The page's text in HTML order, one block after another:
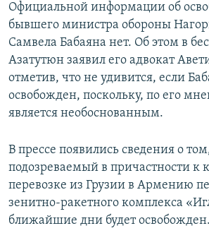
Официальной информации об
бывшего министра обороны
Самвела Бабаяна нет. Об этом в
Азатутюн заявил его адвокат
отметив, что не удивится, если
освобожден, поскольку, по его
является необоснованным.
В прессе появились сведения о
подозреваемый в причастности к
перевозке из Грузии в Армению
зенитно-ракетного комплекса
ближайшие дни будет освобожден.